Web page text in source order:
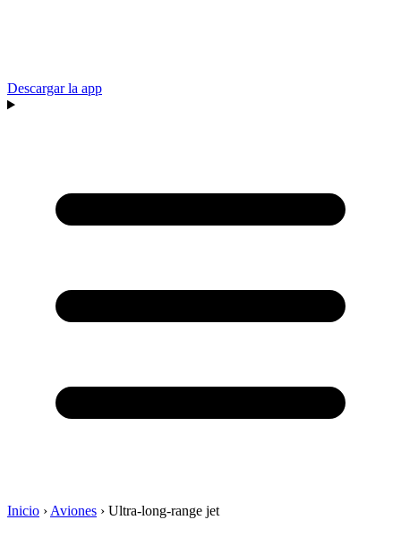
Descargar la app
Inicio › Aviones › Ultra-long-range jet